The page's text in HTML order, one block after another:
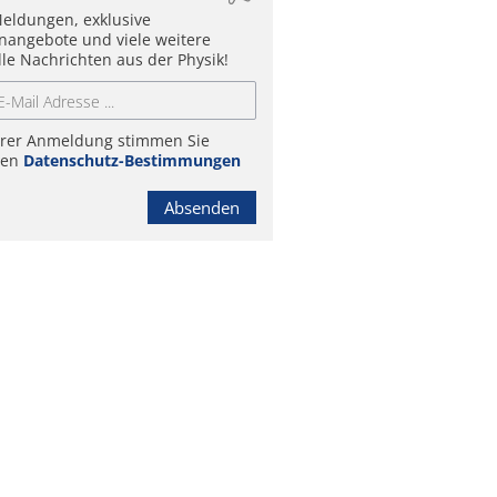
exklusive
und viele weitere
Nachrichten aus der Physik!
Anmeldung stimmen Sie
Datenschutz-Bestimmungen
Absenden